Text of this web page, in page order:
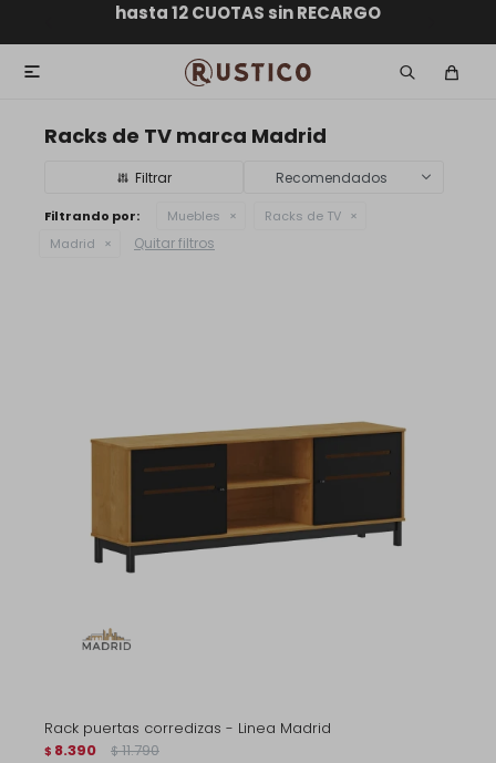
ENVÍOS A TODO EL PAÍS
GARANTÍA DE DEVOLUCIÓN
hasta 12 CUOTAS sin RECARGO
ENVÍO GRATIS dentro de MONTEVIDEO en compras

Racks de TV marca Madrid
Recomendados
Filtrando por: Muebles
Racks de TV
Madrid
Quitar filtros
Rack puertas corredizas - Linea Madrid
$ 8.390 $ 11.790